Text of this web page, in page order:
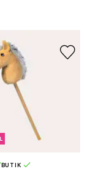
BUTIK